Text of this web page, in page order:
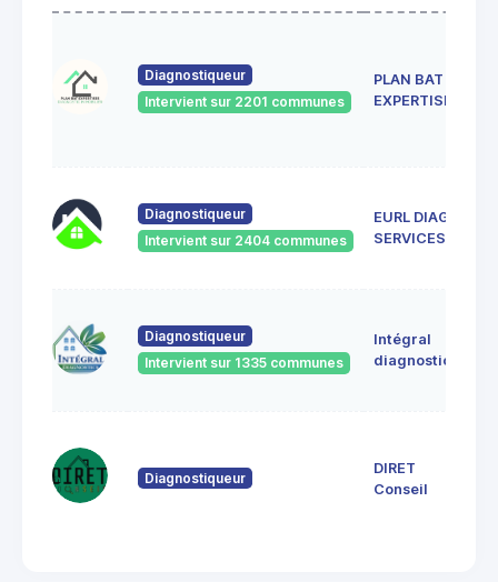
Diagnostiqueur
Intervient sur 2201 communes
PLAN BAT
EXPERTISES
Diagnostiqueur
Intervient sur 2404 communes
EURL DIAG
SERVICES
Diagnostiqueur
Intervient sur 1335 communes
Intégral
diagnostics
Diagnostiqueur
DIRET
Conseil